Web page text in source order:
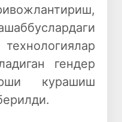
гендер
курашиш